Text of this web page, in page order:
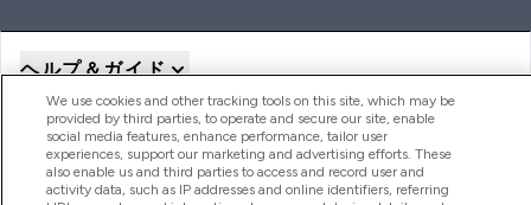
ヘルプ＆ガイド
商品について
We use cookies and other tracking tools on this site, which may be
provided by third parties, to operate and secure our site, enable
social media features, enhance performance, tailor user
experiences, support our marketing and advertising efforts. These
also enable us and third parties to access and record user and
activity data, such as IP addresses and online identifiers, referring